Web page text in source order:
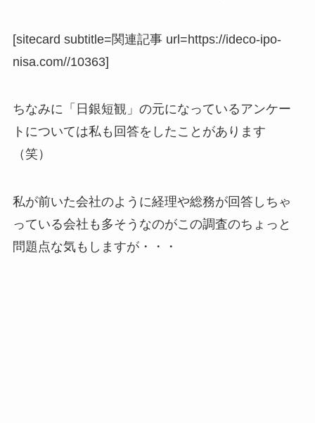
[sitecard subtitle=関連記事 url=https://ideco-ipo-
nisa.com//10363]
ちなみに「日銀短観」の元になっているアンケー
トについては私も回答をしたことがあります
（笑）
私が前いた会社のように経理や総務が回答しちゃ
っている会社も多そうなのがこの調査のちょっと
問題点な気もしますが・・・